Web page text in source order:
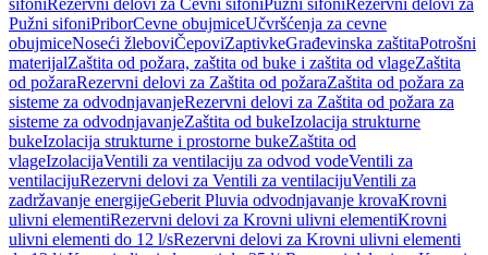
sifoniRezervni delovi za Cevni sifoniPužni sifoniRezervni delovi za
Pužni sifoniPriborCevne obujmiceUčvršćenja za cevne
obujmiceNoseći žleboviČepoviZaptivkeGrađevinska zaštitaPotrošni
materijalZaštita od požara, zaštita od buke i zaštita od vlageZaštita
od požaraRezervni delovi za Zaštita od požaraZaštita od požara za
sisteme za odvodnjavanjeRezervni delovi za Zaštita od požara za
sisteme za odvodnjavanjeZaštita od bukeIzolacija strukturne
bukeIzolacija strukturne i prostorne bukeZaštita od
vlageIzolacijaVentili za ventilaciju za odvod vodeVentili za
ventilacijuRezervni delovi za Ventili za ventilacijuVentili za
zadržavanje energijeGeberit Pluvia odvodnjavanje krovaKrovni
ulivni elementiRezervni delovi za Krovni ulivni elementiKrovni
ulivni elementi do 12 l/sRezervni delovi za Krovni ulivni elementi